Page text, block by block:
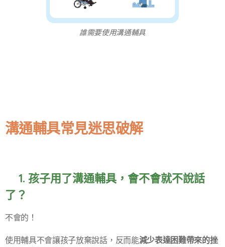
誰需要使用溝通輔具
溝通輔具常見迷思破解
❓1. 孩子用了溝通輔具，會不會就不說話
了？
不會的！
使用輔具不會讓孩子放棄說話，反而能減少表達困難帶來的挫